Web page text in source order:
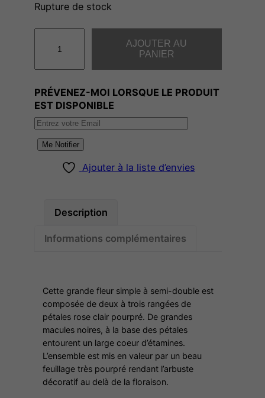
Rupture de stock
a
t
i
t
é
AJOUTER AU
PANIER
PRÉVENEZ-MOI LORSQUE LE PRODUIT
EST DISPONIBLE
Me Notifier
Ajouter à la liste d’envies
Description
Informations complémentaires
Cette grande fleur simple à semi-double est
composée de deux à trois rangées de
pétales rose clair pourpré. De grandes
macules noires, à la base des pétales
entourent un large coeur d’étamines.
L’ensemble est mis en valeur par un beau
feuillage très pourpré rendant l’arbuste
décoratif au delà de la floraison.